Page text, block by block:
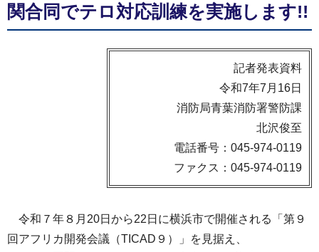
関合同でテロ対応訓練を実施します!!
記者発表資料
令和7年7月16日
消防局青葉消防署警防課
北沢俊至
電話番号：045-974-0119
ファクス：045-974-0119
令和７年８月20日から22日に横浜市で開催される「第９
回アフリカ開発会議（TICAD９）」を見据え、